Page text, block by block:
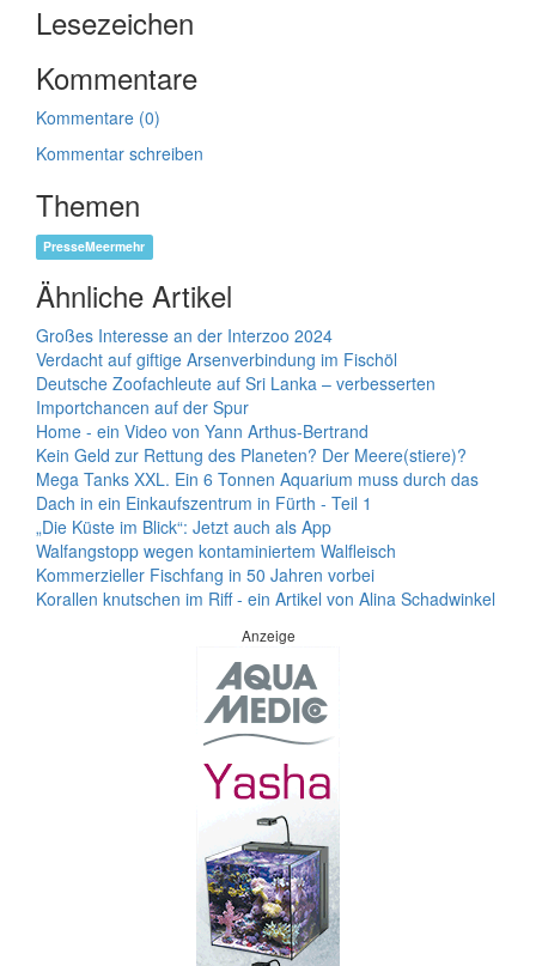
Lesezeichen
Kommentare
Kommentare (0)
Kommentar schreiben
Themen
PresseMeermehr
Ähnliche Artikel
Großes Interesse an der Interzoo 2024
Verdacht auf giftige Arsenverbindung im Fischöl
Deutsche Zoofachleute auf Sri Lanka – verbesserten
Importchancen auf der Spur
Home - ein Video von Yann Arthus-Bertrand
Kein Geld zur Rettung des Planeten? Der Meere(stiere)?
Mega Tanks XXL. Ein 6 Tonnen Aquarium muss durch das
Dach in ein Einkaufszentrum in Fürth - Teil 1
„Die Küste im Blick“: Jetzt auch als App
Walfangstopp wegen kontaminiertem Walfleisch
Kommerzieller Fischfang in 50 Jahren vorbei
Korallen knutschen im Riff - ein Artikel von Alina Schadwinkel
Anzeige